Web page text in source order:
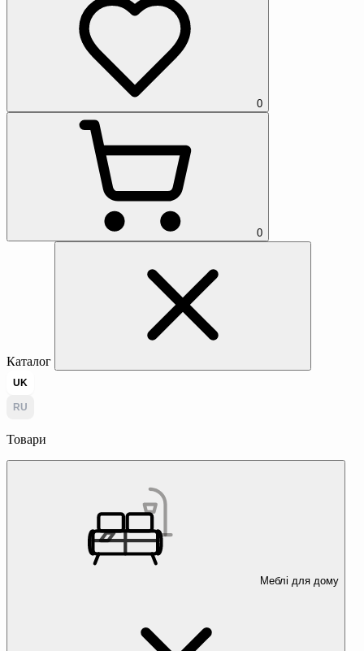
0
0
Каталог
UK
RU
Товари
Меблі для дому